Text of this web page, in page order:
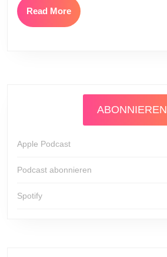
Read MoreRead
More
ABONNIEREN
Apple Podcast
Podcast abonnieren
Spotify